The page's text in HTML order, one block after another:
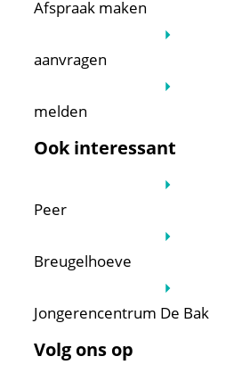
Afspraak maken
aanvragen
melden
Ook interessant
Peer
Breugelhoeve
Jongerencentrum De Bak
Volg ons op